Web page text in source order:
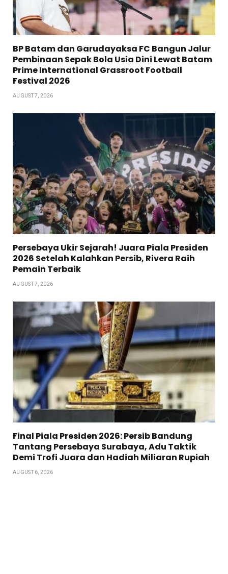
BP Batam dan Garudayaksa FC Bangun Jalur
Pembinaan Sepak Bola Usia Dini Lewat Batam
Prime International Grassroot Football
Festival 2026
AUGUST 7, 2026
Persebaya Ukir Sejarah! Juara Piala Presiden
2026 Setelah Kalahkan Persib, Rivera Raih
Pemain Terbaik
AUGUST 7, 2026
Final Piala Presiden 2026: Persib Bandung
Tantang Persebaya Surabaya, Adu Taktik
Demi Trofi Juara dan Hadiah Miliaran Rupiah
AUGUST 6, 2026